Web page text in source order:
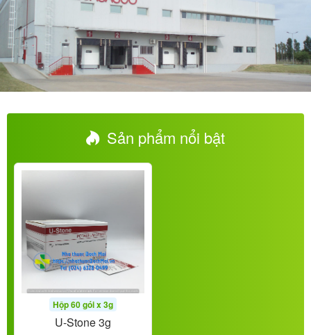
Sản phẩm nổi bật
Hộp 60 gói x 3g
U-Stone 3g